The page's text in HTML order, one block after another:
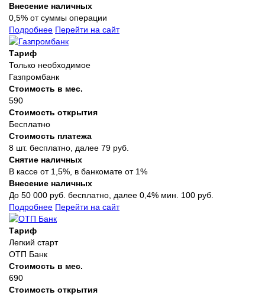
Внесение наличных
0,5% от суммы операции
Подробнее Перейти на сайт
Тариф
Только необходимое
Газпромбанк
Стоимость в мес.
590
Стоимость открытия
Бесплатно
Стоимость платежа
8 шт. бесплатно, далее 79 руб.
Снятие наличных
В кассе от 1,5%, в банкомате от 1%
Внесение наличных
До 50 000 руб. бесплатно, далее 0,4% мин. 100 руб.
Подробнее Перейти на сайт
Тариф
Легкий старт
ОТП Банк
Стоимость в мес.
690
Стоимость открытия